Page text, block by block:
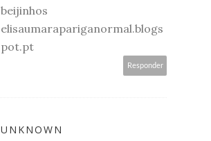
beijinhos
elisaumarapariganormal.blogs
pot.pt
Responder
UNKNOWN